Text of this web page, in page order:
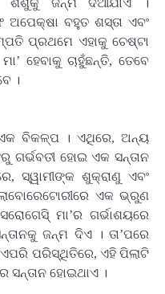
ଶିଶୁକୁ ଜନ୍ମ ଦିଆଯାଏ ।
ବହୁତ ଶସ୍ତା ଏବଂ
ପ୍ରଥମେ ଏହାକୁ ଚେଷ୍ଟା
ହେବାକୁ ଚାହୁଁଛନ୍ତି, ତେବେ
।
ଏକ ବିକଳ୍ପ । ଏଥିରେ, ଅନ୍ୟ
ହୋଇ ଏକ ସନ୍ତାନ
ସ୍ୱାମୀଙ୍କ ଶୁକ୍ରାଣୁ ଏବଂ
ଏକ ଭ୍ରୁଣ
ମା’ର ଗର୍ଭାଶୟରେ
ଜନ୍ମ ଦିଏ । ତା’ପରେ
ପରିସ୍ଥିତିରେ, ଏହି ପିଲାଟି
ସନ୍ତାନ ହୋଇଥାଏ ।